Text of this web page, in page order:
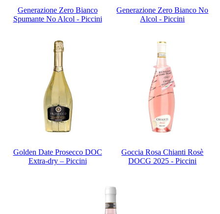
Generazione Zero Bianco
Spumante No Alcol - Piccini
Generazione Zero Bianco No
Alcol - Piccini
Golden Date Prosecco DOC
Extra-dry – Piccini
Goccia Rosa Chianti Rosè
DOCG 2025 - Piccini